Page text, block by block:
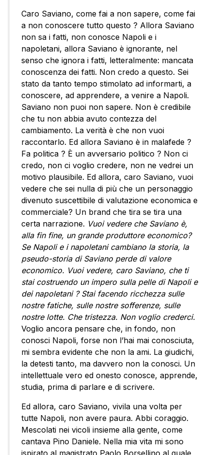
Caro Saviano, come fai a non sapere, come fai
a non conoscere tutto questo ? Allora Saviano
non sa i fatti, non conosce Napoli e i
napoletani, allora Saviano è ignorante, nel
senso che ignora i fatti, letteralmente: mancata
conoscenza dei fatti. Non credo a questo. Sei
stato da tanto tempo stimolato ad informarti, a
conoscere, ad apprendere, a venire a Napoli.
Saviano non puoi non sapere. Non è credibile
che tu non abbia avuto contezza del
cambiamento. La verità è che non vuoi
raccontarlo. Ed allora Saviano è in malafede ?
Fa politica ? È un avversario politico ? Non ci
credo, non ci voglio credere, non ne vedrei un
motivo plausibile. Ed allora, caro Saviano, vuoi
vedere che sei nulla di più che un personaggio
divenuto suscettibile di valutazione economica e
commerciale? Un brand che tira se tira una
certa narrazione. Vuoi vedere che Saviano è,
alla fin fine, un grande produttore economico?
Se Napoli e i napoletani cambiano la storia, la
pseudo-storia di Saviano perde di valore
economico. Vuoi vedere, caro Saviano, che ti
stai costruendo un impero sulla pelle di Napoli e
dei napoletani ? Stai facendo ricchezza sulle
nostre fatiche, sulle nostre sofferenze, sulle
nostre lotte. Che tristezza. Non voglio crederci.
Voglio ancora pensare che, in fondo, non
conosci Napoli, forse non l’hai mai conosciuta,
mi sembra evidente che non la ami. La giudichi,
la detesti tanto, ma davvero non la conosci. Un
intellettuale vero ed onesto conosce, apprende,
studia, prima di parlare e di scrivere.
Ed allora, caro Saviano, vivila una volta per
tutte Napoli, non avere paura. Abbi coraggio.
Mescolati nei vicoli insieme alla gente, come
cantava Pino Daniele. Nella mia vita mi sono